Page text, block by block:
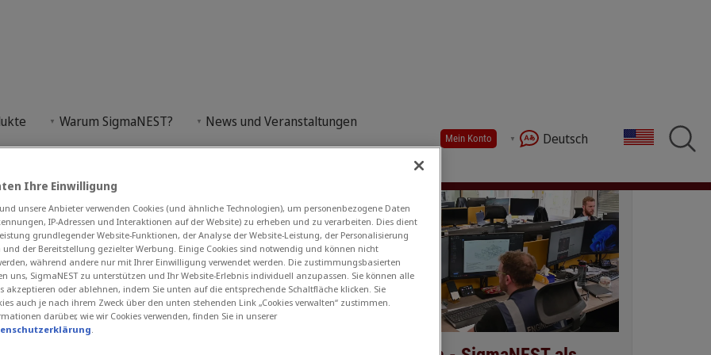
Warum SigmaNEST?
News und Veranstaltungen
Mein Konto Deutsch
Ihre Einwilligung
unsere Anbieter verwenden Cookies (und ähnliche Technologien), um personenbezogene Daten
IP-Adressen und Interaktionen auf der Website) zu erheben und zu verarbeiten. Dies dient
grundlegender Website-Funktionen, der Analyse der Website-Leistung, der Personalisierung
der Bereitstellung gezielter Werbung. Einige Cookies sind notwendig und können nicht
während andere nur mit Ihrer Einwilligung verwendet werden. Die zustimmungsbasierten
uns, SigmaNEST zu unterstützen und Ihr Website-Erlebnis individuell anzupassen. Sie können alle
akzeptieren oder ablehnen, indem Sie unten auf die entsprechende Schaltfläche klicken. Sie
auch je nach ihrem Zweck über den unten stehenden Link „Cookies verwalten“ zustimmen.
darüber, wie wir Cookies verwenden, finden Sie in unserer
.